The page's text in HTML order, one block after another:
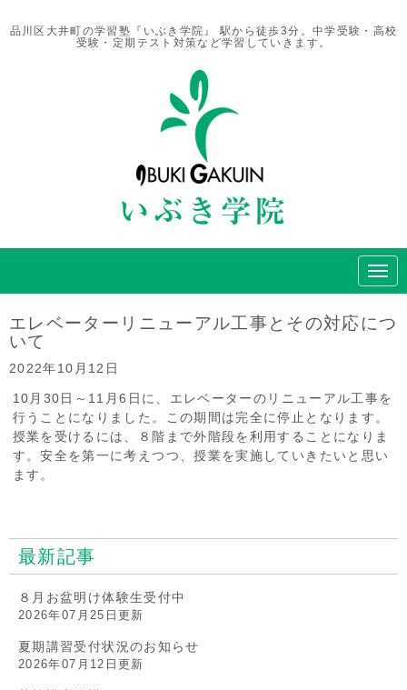
品川区大井町の学習塾『いぶき学院』 駅から徒歩3分。中学受験・高校
受験・定期テスト対策など学習していきます。
N
a
n
エレベーターリニューアル工事とその対応につ
いて
2022年10月12日
10月30日～11月6日に、エレベーターのリニューアル工事を
行うことになりました。この期間は完全に停止となります。
授業を受けるには、８階まで外階段を利用することになりま
す。安全を第一に考えつつ、授業を実施していきたいと思い
ます。
最新記事
８月お盆明け体験生受付中
2026年07月25日更新
夏期講習受付状況のお知らせ
2026年07月12日更新